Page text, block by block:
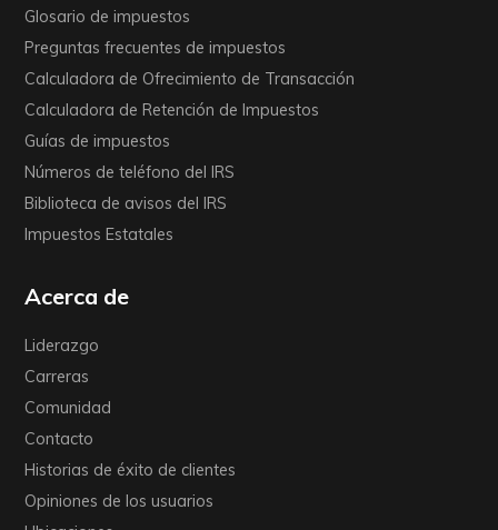
Glosario de impuestos
Preguntas frecuentes de impuestos
Calculadora de Ofrecimiento de Transacción
Calculadora de Retención de Impuestos
Guías de impuestos
Números de teléfono del IRS
Biblioteca de avisos del IRS
Impuestos Estatales
Acerca de
Liderazgo
Carreras
Comunidad
Contacto
Historias de éxito de clientes
Opiniones de los usuarios